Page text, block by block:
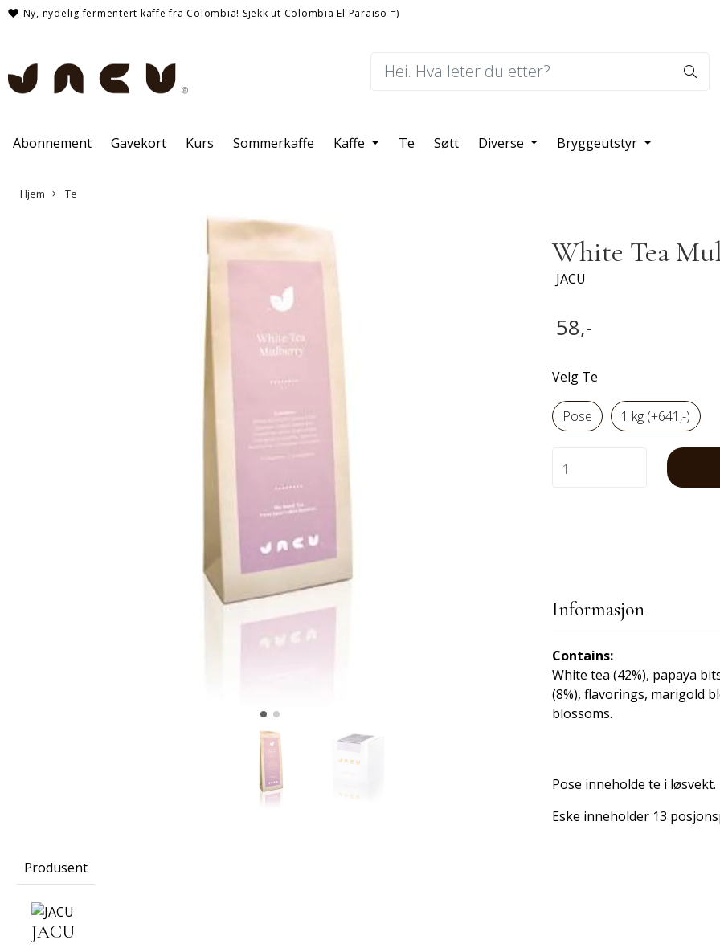
Ny, nydelig fermentert kaffe fra Colombia! Sjekk ut Colombia El Paraiso =)
Abonnement Gavekort Kurs Sommerkaffe Kaffe Te Søtt Diverse Bryggeutstyr
Hjem Te
Produsent
JACU
White Tea
JACU
58,-
Velg Te
Pose 1 kg (+641,-)
Informasjon
Contains:
White tea (42%), papaya
(8%), flavorings, marigold
blossoms.
Pose inneholde te i løsvekt.
Eske inneholder 13